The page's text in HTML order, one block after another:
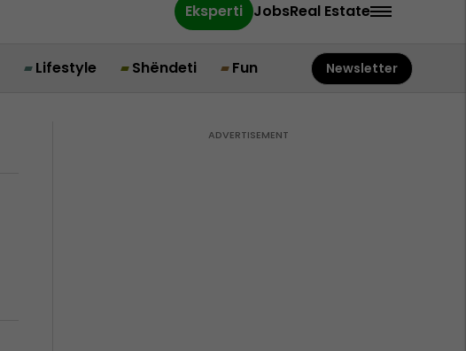
Eksperti JobsReal Estate
Lifestyle Shëndeti Fun Newsletter